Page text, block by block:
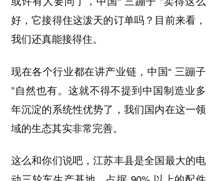
好，它接得住这泼天的订单吗？目前来看，
我们还真能接得住。
现在各个行业都在讲产业链，中国“ 三蹦子
”自然也有。这就不得不提到中国制造业多
年沉淀的系统性优势了，我们国内在这一领
域的生态其实非常完善。
这么和你们说吧，江苏丰县是全国最大的电